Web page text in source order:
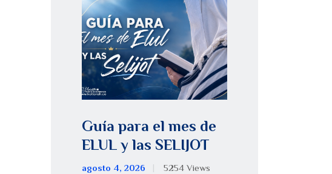
Guía para el mes de
ELUL y las SELIJOT
agosto 4, 2026 5254 Views